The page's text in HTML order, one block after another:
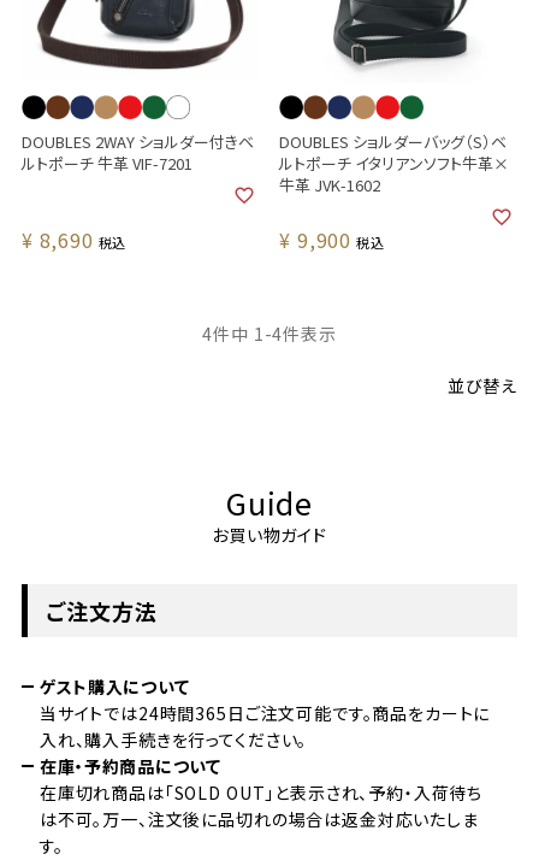
DOUBLES 2WAY ショルダー付きベ
ルトポーチ 牛革 VIF-7201
¥ 8,690 税込
DOUBLES ショルダーバッグ（S）ベ
ルトポーチ イタリアンソフト牛革×
牛革 JVK-1602
¥ 9,900 税込
並び替え
4件中 1-4件表示
Guide
お買い物ガイド
ご注文方法
ゲスト購入について
当サイトでは24時間365日ご注文可能です。商品をカートに
入れ、購入手続きを行ってください。
在庫・予約商品について
在庫切れ商品は「SOLD OUT」と表示され、予約・入荷待ち
は不可。万一、注文後に品切れの場合は返金対応いたしま
す。